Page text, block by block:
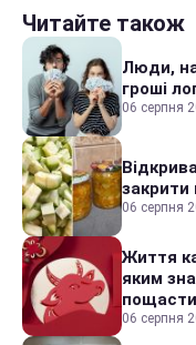
Читайте також
Люди,
гроші
06 серпня
закрити
06 серпня
Життя
яким
06 серпня